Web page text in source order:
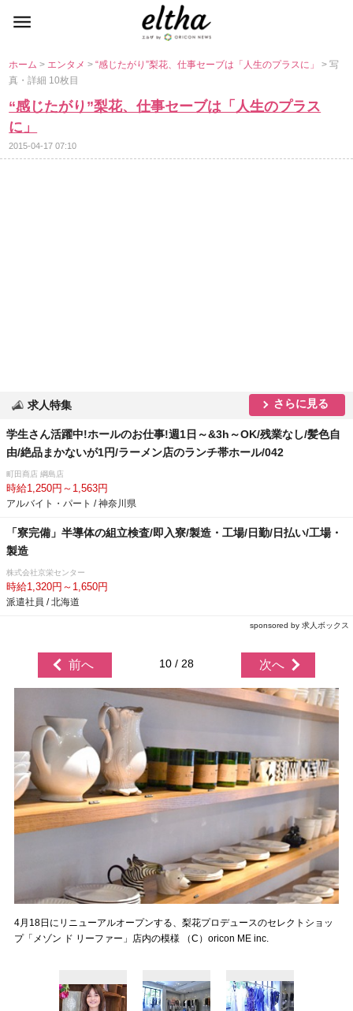
ホーム> エンタメ>“感じたがり”梨花、仕事セーブは「人生のプラスに」> 写
真・詳細 10枚目
“感じたがり”梨花、仕事セーブは「人生のプラス
に」
2015-04-17 07:10
求人特集 さらに見る
学生さん活躍中!ホールのお仕事!週1日～&3h～OK/残業なし/髪色自
由/絶品まかないが1円/ラーメン店のランチ帯ホール/042
町田商店 綱島店
時給1,250円～1,563円
アルバイト・パート / 神奈川県
「寮完備」半導体の組立検査/即入寮/製造・工場/日勤/日払い/工場・
製造
株式会社京栄センター
時給1,320円～1,650円
派遣社員 / 北海道
sponsored by 求人ボックス
前へ 10 / 28 次へ
4月18日にリニューアルオープンする、梨花プロデュースのセレクトショッ
プ「メゾン ド リーファー」店内の模様 （C）oricon ME inc.